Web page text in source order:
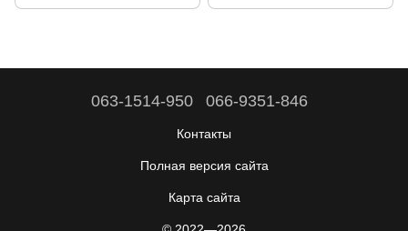
063-1514-950 066-9351-846
Контакты
Полная версия сайта
Карта сайта